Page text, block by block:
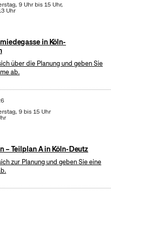
9 Uhr bis 15 Uhr,
Uhr
in Köln-
über die Planung und geben Sie
ab.
9 bis 15 Uhr
– Teilplan A in Köln-Deutz
zur Planung und geben Sie eine